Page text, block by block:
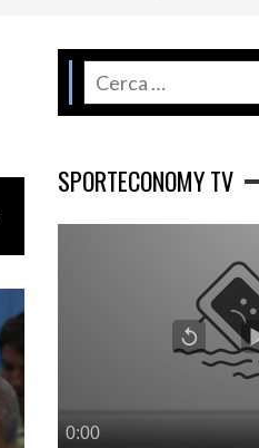
SPORTECONOMY TV